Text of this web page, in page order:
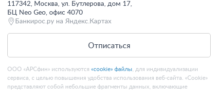
117342, Москва, ул. Бутлерова, дом 17,
БЦ Neo Geo, офис 4070
Банкирос.ру на Яндекс.Картах
Отписаться
ООО «АРСфин» используются «cookie» файлы , для индивидуализации
сервиса, с целью повышения удобства использования веб-сайта. «Cookie»
представляют собой небольшие фрагменты данных, включающие